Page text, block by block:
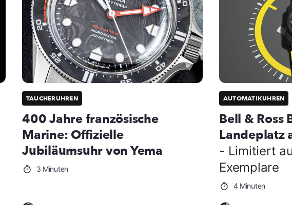
TAUCHERUHREN
400 Jahre französische
Marine: Offizielle
Jubiläumsuhr von Yema
3 Minuten
AUTOMATIKUHREN
Bell & Ross
Landeplatz
- Limitiert
Exemplare
4 Minuten